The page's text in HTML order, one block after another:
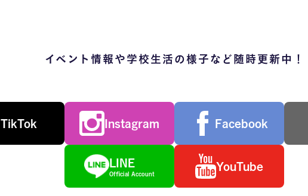
イベント情報や学校生活の様子など随時更新中！
TikTok Instagram Facebook
LINE
Official Account
YouTube